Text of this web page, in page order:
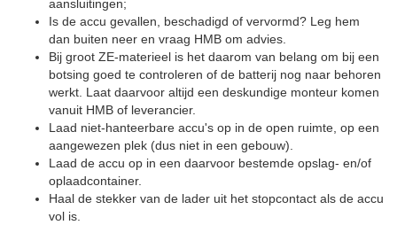
aansluitingen;
Is de accu gevallen, beschadigd of vervormd? Leg hem
dan buiten neer en vraag HMB om advies.
Bij groot ZE-materieel is het daarom van belang om bij een
botsing goed te controleren of de batterij nog naar behoren
werkt. Laat daarvoor altijd een deskundige monteur komen
vanuit HMB of leverancier.
Laad niet-hanteerbare accu's op in de open ruimte, op een
aangewezen plek (dus niet in een gebouw).
Laad de accu op in een daarvoor bestemde opslag- en/of
oplaadcontainer.
Haal de stekker van de lader uit het stopcontact als de accu
vol is.